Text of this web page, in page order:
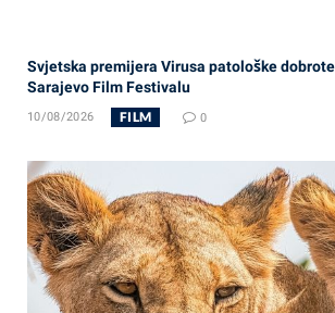
Svjetska premijera Virusa patološke
Sarajevo Film Festivalu
10/08/2026 FILM 0